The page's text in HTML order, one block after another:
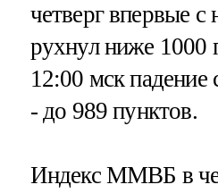
четверг впервые с
рухнул ниже 1000
12:00 мск падение
- до 989 пунктов.
Индекс ММВБ в